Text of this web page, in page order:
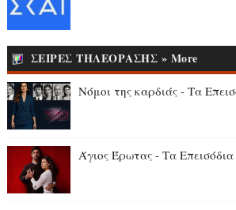
ΣΕΙΡΕΣ ΤΗΛΕΟΡΑΣΗΣ » More
Νόμοι της καρδιάς - Τα
Άγιος Έρωτας - Τα Επεισόδια